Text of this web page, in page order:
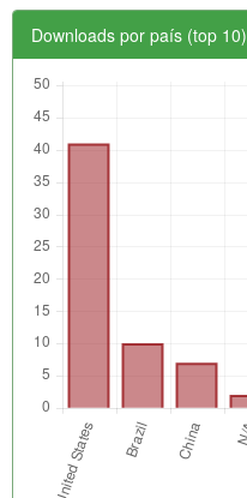
Downloads por país (top 10)